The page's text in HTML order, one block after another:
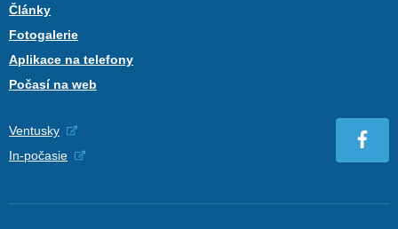
Články
Fotogalerie
Aplikace na telefony
Počasí na web
Ventusky
In-počasie